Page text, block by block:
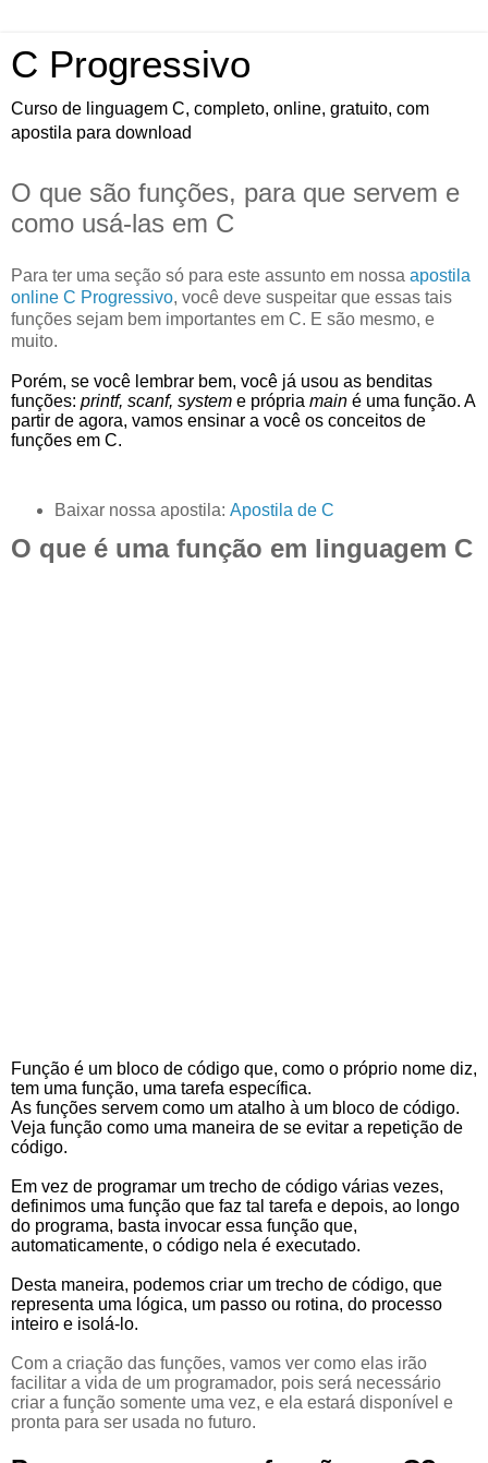
C Progressivo
Curso de linguagem C, completo, online, gratuito, com
apostila para download
O que são funções, para que servem e
como usá-las em C
Para ter uma seção só para este assunto em nossa apostila
online C Progressivo, você deve suspeitar que essas tais
funções sejam bem importantes em C. E são mesmo, e
muito.
Porém, se você lembrar bem, você já usou as benditas
funções: printf, scanf, system e própria main é uma função. A
partir de agora, vamos ensinar a você os conceitos de
funções em C.
Baixar nossa apostila: Apostila de C
O que é uma função em linguagem C
Função é um bloco de código que, como o próprio nome diz,
tem uma função, uma tarefa específica.
As funções servem como um atalho à um bloco de código.
Veja função como uma maneira de se evitar a repetição de
código.
Em vez de programar um trecho de código várias vezes,
definimos uma função que faz tal tarefa e depois, ao longo
do programa, basta invocar essa função que,
automaticamente, o código nela é executado.
Desta maneira, podemos criar um trecho de código, que
representa uma lógica, um passo ou rotina, do processo
inteiro e isolá-lo.
Com a criação das funções, vamos ver como elas irão
facilitar a vida de um programador, pois será necessário
criar a função somente uma vez, e ela estará disponível e
pronta para ser usada no futuro.